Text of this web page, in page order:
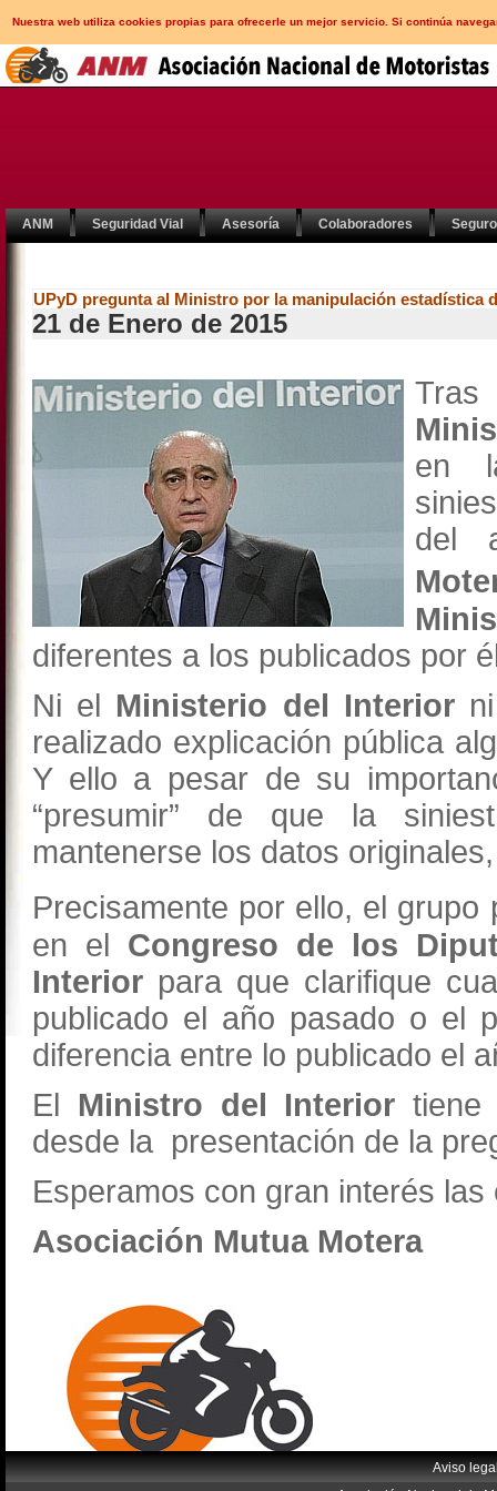
Nuestra web utiliza cookies propias para ofrecerle un mejor servicio. Si continúa
ANM Seguridad Vial Asesoría Colaboradores
UPyD pregunta al Ministro por la manipulación estadística
21 de Enero de 2015
Tras
en
del
diferentes a los publicados por
Ni el Ministerio del Interiorni
realizado explicación pública
Y ello a pesar de su
“presumir” de que la
mantenerse los datos
Precisamente por ello, el
en el Congreso de los
Interior para que clarifique
publicado el año pasado o el
diferencia entre lo publicado el
El Ministro del Interiortiene
desde la presentación de la
Esperamos con gran interés
Asociación Mutua Motera
Aviso